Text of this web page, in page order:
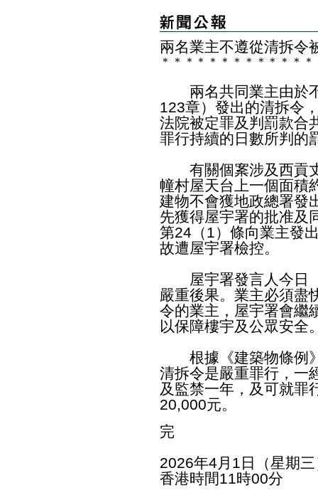
兩名業主不遵從清拆令
＊ ＊ ＊ ＊ ＊ ＊ ＊ ＊ ＊ ＊ ＊ ＊ ＊
兩名共同業主由於不
123章）發出的清拆令
法院被定罪及判罰款合
罪行持續的日數所判的
有關個䅁涉及西貢丈
幢村屋天台上一個面積
建物不會獲地政總署發
先獲得屋宇署的批准及
第24（1）條向業主發
故遭屋宇署檢控。
屋宇署發言人今日（
嚴重後果。業主必須盡
令的業主，屋宇署會繼
以保障樓宇及公眾安全
根據《建築物條例》
清拆令是嚴重罪行，一
及監禁一年，及可就罪
20,000元。
完
2026年4月1日（星期
香港時間11時00分